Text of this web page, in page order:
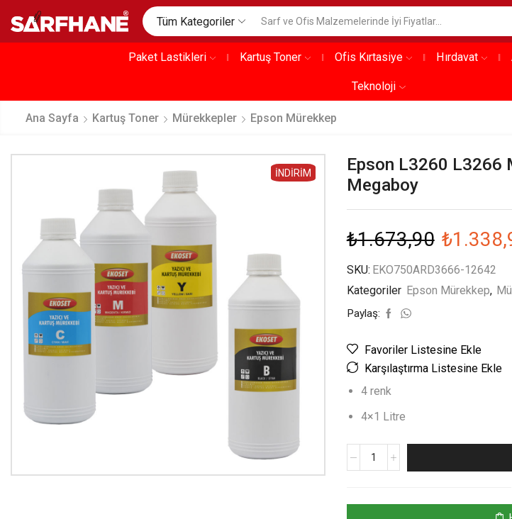
Tüm Kategoriler
Paket Lastikleri Kartuş Toner Ofis Kırtasiye Hırdavat
Teknoloji
Ana Sayfa Kartuş Toner Mürekkepler Epson Mürekkep
İNDIRIM
Epson L3260 L3266
Megaboy
₺1.673,90 ₺
SKU: EKO750ARD3666-12642
Kategoriler Epson Mürekkep,
Paylaş:
Favoriler Listesine Ekle
Karşılaştırma Listesine Ekle
4 renk
4×1 Litre